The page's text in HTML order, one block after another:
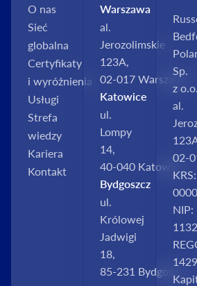
O nas
Sieć
globalna
Certyfikaty
i wyróżnienia
Usługi
Strefa
wiedzy
Kariera
Kontakt
Warszawa
al.
Jerozolimskie
123A,
02‑017 Warszawa
Katowice
ul.
Lompy
14,
40‑040 Katowice
Bydgoszcz
ul.
Królowej
Jadwigi
18,
85‑231 Bydgoszcz
Sp.
z o.o.
al.
KRS:
NIP: